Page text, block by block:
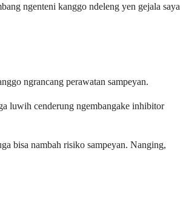
ngenteni kanggo ndeleng yen gejala saya
ngrancang perawatan sampeyan.
luwih cenderung ngembangake inhibitor
bisa nambah risiko sampeyan. Nanging,